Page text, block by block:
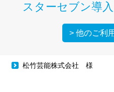
スターセブン導
> 他のご利
松竹芸能株式会社 様